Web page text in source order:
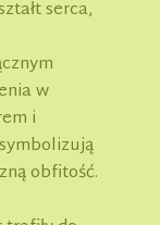
serca,
w
i
obfitość.